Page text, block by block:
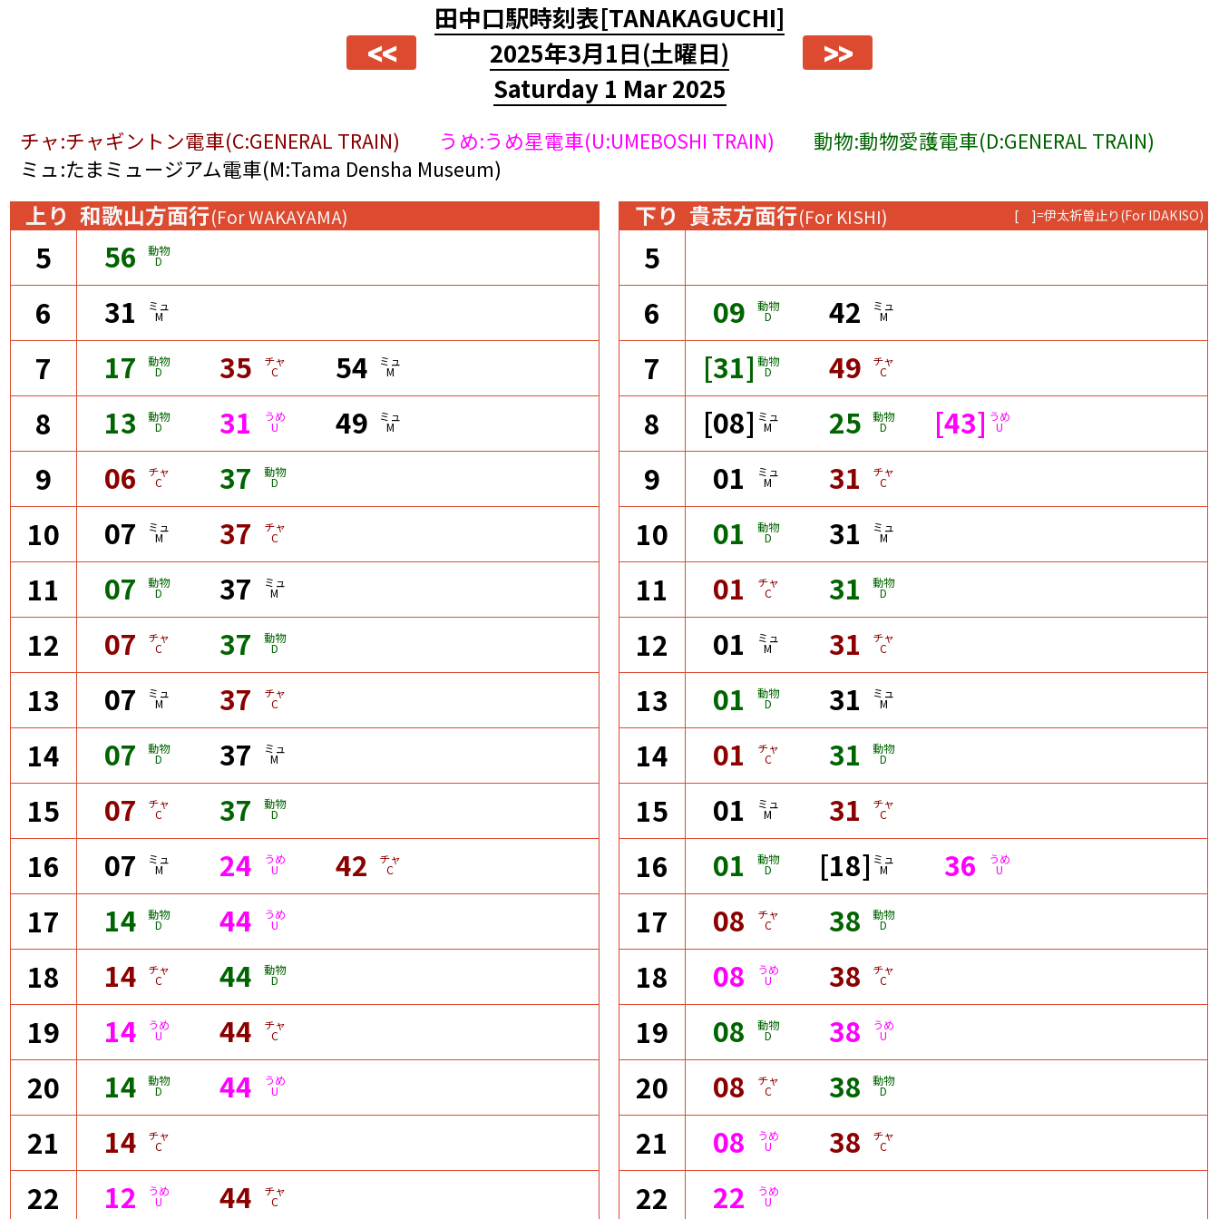
<<
田中口駅時刻表[TANAKAGUCHI]
2025年3月1日(土曜日)
Saturday 1 Mar 2025
>>
チャ:チャギントン電車(C:GENERAL TRAIN) うめ:うめ星電車(U:UMEBOSHI TRAIN)
動物:動物愛護電車(D:GENERAL TRAIN)
ミュ:たまミュージアム電車(M:Tama Densha Museum)
上り 和歌山方面行(For WAKAYAMA)
5 56 動物
D
6 31 ミュ
M
7 17 動物
D 35 チャ
C 54 ミュ
M
8 13 動物
D 31 うめ
U 49 ミュ
M
9 06 チャ
C 37 動物
D
10 07 ミュ
M 37 チャ
C
11 07 動物
D 37 ミュ
M
12 07 チャ
C 37 動物
D
13 07 ミュ
M 37 チャ
C
14 07 動物
D 37 ミュ
M
15 07 チャ
C 37 動物
D
16 07 ミュ
M 24 うめ
U 42 チャ
C
17 14 動物
D 44 うめ
U
18 14 チャ
C 44 動物
D
19 14 うめ
U 44 チャ
C
20 14 動物
D 44 うめ
U
21 14 チャ
C
22 12 うめ
U 44 チャ
C
下り 貴志方面行(For KISHI) [ ]=伊太祈曽止り(For IDAKISO)
5
6
09 動物
D 42 ミュ
M
7 [31] 動物
D 49 チャ
C
8 [08] ミュ
M 25 動物
D [43] うめ
U
9 01 ミュ
M 31 チャ
C
10 01 動物
D 31 ミュ
M
11 01 チャ
C 31 動物
D
12 01 ミュ
M 31 チャ
C
13 01 動物
D 31 ミュ
M
14 01 チャ
C 31 動物
D
15 01 ミュ
M 31 チャ
C
16 01 動物
D [18] ミュ
M 36 うめ
U
17 08 チャ
C 38 動物
D
18 08 うめ
U 38 チャ
C
19 08 動物
D 38 うめ
U
20 08 チャ
C 38 動物
D
21 08 うめ
U 38 チャ
C
22 22 うめ
U